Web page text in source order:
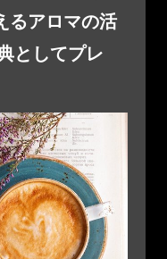
るアロマの活
としてプレ